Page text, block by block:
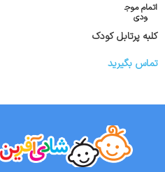
اتمام موج
ودی
کلبه پرتابل کودک
تماس بگیرید